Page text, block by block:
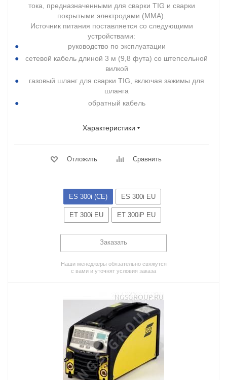
тока, предназначенными для сварки TIG и сварки
покрытыми электродами (MMA).
Источник питания поставляется со следующими
устройствами:
руководство по эксплуатации
сетевой кабель длиной 3 м (9,8 фута) со штепсельной
вилкой
газовый шланг для сварки TIG, включая зажимы для
шланга
обратный кабель
Характеристики
Отложить Сравнить
ES 300i (CE) ES 300i EU
ET 300i EU ET 300iP EU
Заказать
Наши менеджеры обязательно свяжутся
с вами и уточнят условия заказа